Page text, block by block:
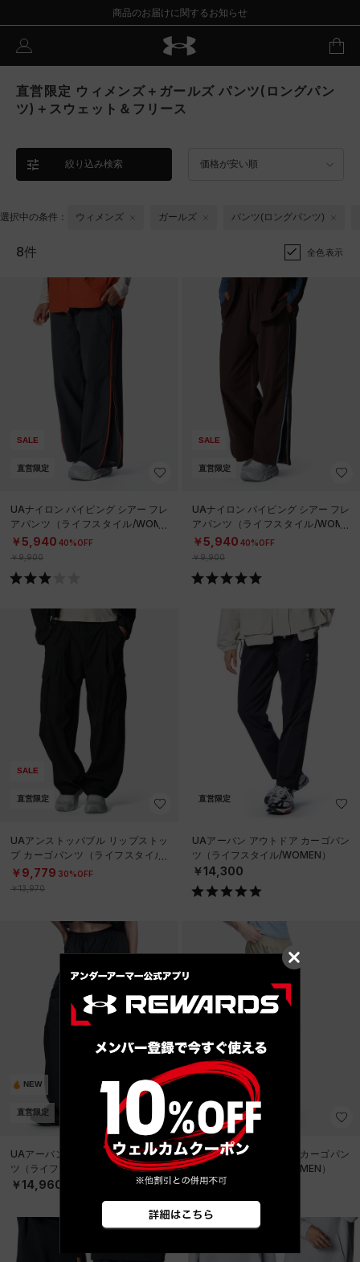
商品のお届けに関するお知らせ
直営限定 ウィメンズ＋ガールズ パンツ(ロングパン
ツ)＋スウェット＆フリース
絞り込み検索 価格が安い順
選択中の条件： ウィメンズ ガールズ パンツ(ロングパンツ)
8件 全色表示
SALE
直営限定
UAナイロン パイピング シアー フレ
アパンツ（ライフスタイル/WOME
N）
￥5,940 40%OFF
￥9,900
SALE
直営限定
UAナイロン パイピング シアー フレ
アパンツ（ライフスタイル/WOME
N）
￥5,940 40%OFF
￥9,900
SALE
直営限定
UAアンストッパブル リップストッ
プ カーゴパンツ（ライフスタイル/
WOMEN）
￥9,779 30%OFF
￥13,970
直営限定
UAアーバン アウトドア カーゴパン
ツ（ライフスタイル/WOMEN）
￥14,300
NEW
直営限定
UAアーバンオーディー カーゴパン
ツ（ライフスタイル/WOMEN）
￥14,960
直営限定
UAアーバンオーディー カーゴパン
ツ（ライフスタイル/WOMEN）
￥14,960